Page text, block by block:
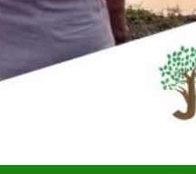
UNIDOS TRABAJANDO POR NUESTRO QUERIDO JUJAN